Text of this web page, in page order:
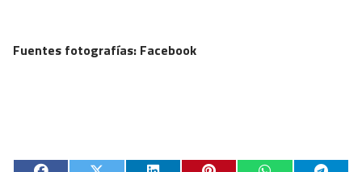
Fuentes fotografías: Facebook